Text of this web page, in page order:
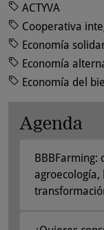
ACTYVA
Cooperativa
Economía
Economía
Economía del
Agenda
BBBFarming: